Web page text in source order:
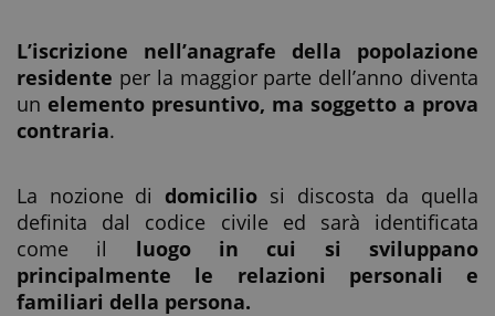
L’iscrizione nell’anagrafe della popolazione
residente per la maggior parte dell’anno diventa
un elemento presuntivo, ma soggetto a prova
contraria.
La nozione di domicilio si discosta da quella
definita dal codice civile ed sarà identificata
come il luogo in cui si sviluppano
principalmente le relazioni personali e
familiari della persona.